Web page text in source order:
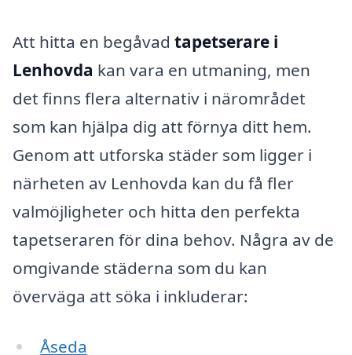
Att hitta en begåvad tapetserare i
Lenhovda kan vara en utmaning, men
det finns flera alternativ i närområdet
som kan hjälpa dig att förnya ditt hem.
Genom att utforska städer som ligger i
närheten av Lenhovda kan du få fler
valmöjligheter och hitta den perfekta
tapetseraren för dina behov. Några av de
omgivande städerna som du kan
överväga att söka i inkluderar:
Åseda